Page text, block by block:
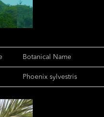
Botanical Name
Phoenix sylvestris